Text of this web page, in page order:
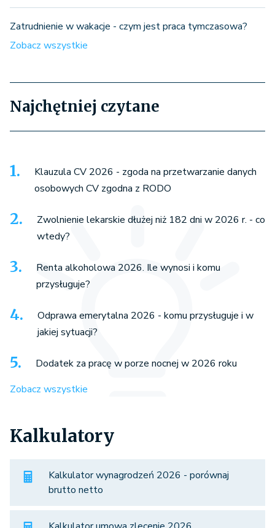
Zatrudnienie w wakacje - czym jest praca tymczasowa?
Zobacz wszystkie
Najchętniej czytane
Klauzula CV 2026 - zgoda na przetwarzanie danych
osobowych CV zgodna z RODO
Zwolnienie lekarskie dłużej niż 182 dni w 2026 r. - co
wtedy?
Renta alkoholowa 2026. Ile wynosi i komu
przysługuje?
Odprawa emerytalna 2026 - komu przysługuje i w
jakiej sytuacji?
Dodatek za pracę w porze nocnej w 2026 roku
Zobacz wszystkie
Kalkulatory
Kalkulator wynagrodzeń 2026 - porównaj
brutto netto